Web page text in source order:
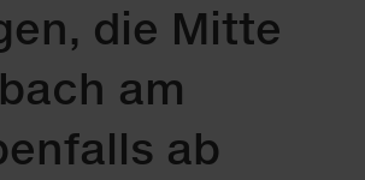
die Mitte
am
ab